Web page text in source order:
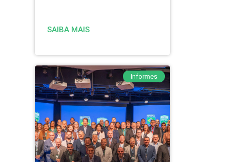
SAIBA MAIS
Informes